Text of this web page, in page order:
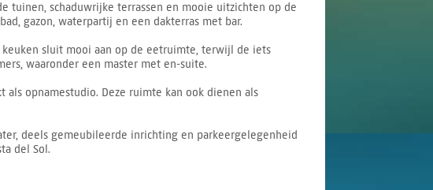
tuinen, schaduwrijke terrassen en mooie uitzichten op de
gazon, waterpartij en een dakterras met bar.
sluit mooi aan op de eetruimte, terwijl de iets
waaronder een master met en-suite.
opnamestudio. Deze ruimte kan ook dienen als
deels gemeubileerde inrichting en parkeergelegenheid
del Sol.